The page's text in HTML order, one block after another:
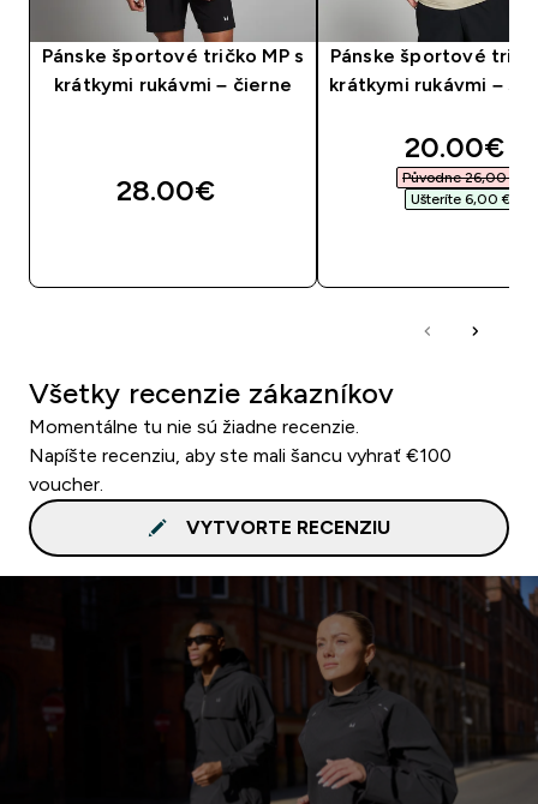
Pánske športové tričko MP s
krátkymi rukávmi – čierne
28.00€‎
Pánske športové
krátkymi rukávmi –
20.00€‎
Původne 26,00 €‎
Ušteríte 6,00 €‎
Všetky recenzie zákazníkov
Momentálne tu nie sú žiadne recenzie.
Napíšte recenziu, aby ste mali šancu vyhrať €100
voucher.
VYTVORTE RECENZIU